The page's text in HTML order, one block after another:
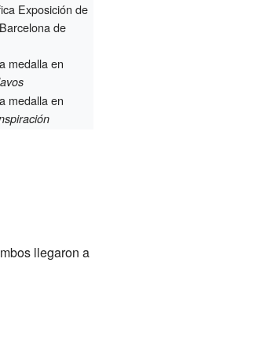
Exposición de
de
medalla en
medalla en
llegaron a